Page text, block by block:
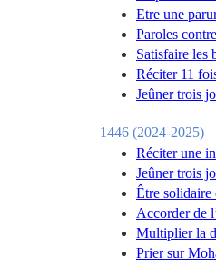
Etre une
Paroles
Satisfaire les
Réciter 11
Jeûner trois
1446 (2024-2025)
Réciter une
Jeûner trois
Être solidaire
Accorder de
Multiplier la
Prier sur